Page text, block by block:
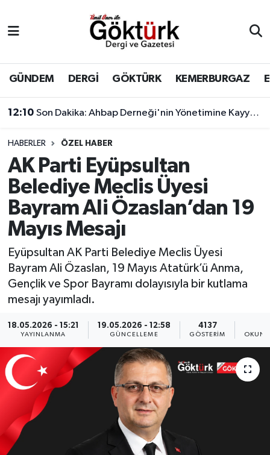
GÜNDEM DERGİ GÖKTÜRK KEMERBURGAZ
12:10 Son Dakika: Ahbap Derneği'nin Yönetimine Kayyum Atandı
HABERLER ÖZEL HABER
AK Parti Eyüpsultan
Belediye Meclis Üyesi
Bayram Ali Özaslan’dan 19
Mayıs Mesajı
Eyüpsultan AK Parti Belediye Meclis Üyesi
Bayram Ali Özaslan, 19 Mayıs Atatürk’ü Anma,
Gençlik ve Spor Bayramı dolayısıyla bir kutlama
mesajı yayımladı.
18.05.2026 - 15:21
YAYINLANMA
19.05.2026 - 12:58
GÜNCELLEME
4137
GÖSTERIM
BİLİM
DERGİ
DÜNYA
EĞİTİM
EKONOMİ
GÖKTÜRK
GÜNDEM
KEMERBURGAZ
KÜLTÜR - SANAT
MAGAZİN
ÖZEL HABER
SAĞLIK
Eyüpsultan Hava Durumu
Eyüpsultan Trafik Yoğunluk Haritası
Süper Lig Puan Durumu ve Fikstür
Tüm Manşetler
Son Dakika Haberleri
Haber Arşivi